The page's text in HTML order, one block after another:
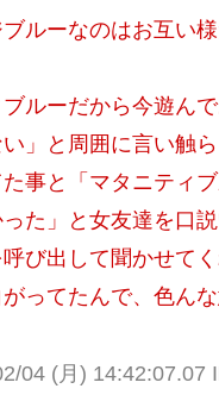
ルーなのはお互い
ルーだから今遊ん
」と周囲に言い触
事と「マタニティ
た」と女友達を口説
び出して聞かせて
ってたんで、色ん
04 (月) 14:42:07.07